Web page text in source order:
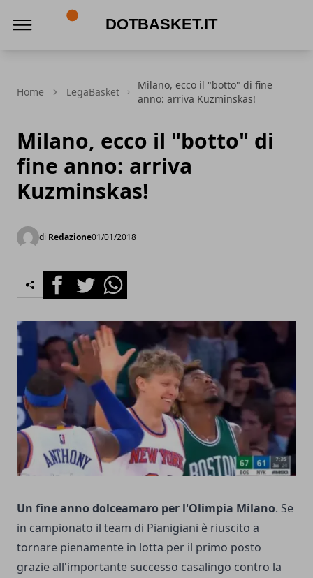
Home LegaBasket
Milano, ecco il "botto" di fine
anno: arriva Kuzminskas!
Milano, ecco il "botto" di
fine anno: arriva
Kuzminskas!
di Redazione01/01/2018
FacebookTwitterWhatsapp
Un fine anno dolceamaro per l'Olimpia Milano. Se
in campionato il team di Pianigiani è riuscito a
tornare pienamente in lotta per il primo posto
grazie all'importante successo casalingo contro la